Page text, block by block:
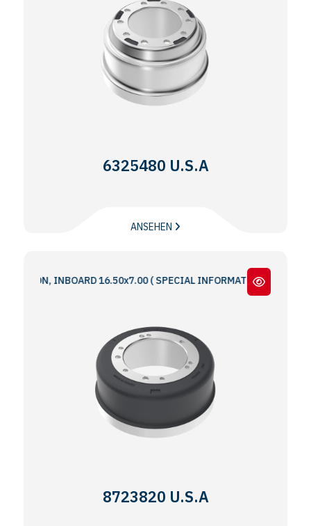
6325480 U.S.A
ANSEHEN
INBOARD 16.50x7.00 ( SPECIAL INFORMATION : 5 & 6 BOLT
8723820 U.S.A